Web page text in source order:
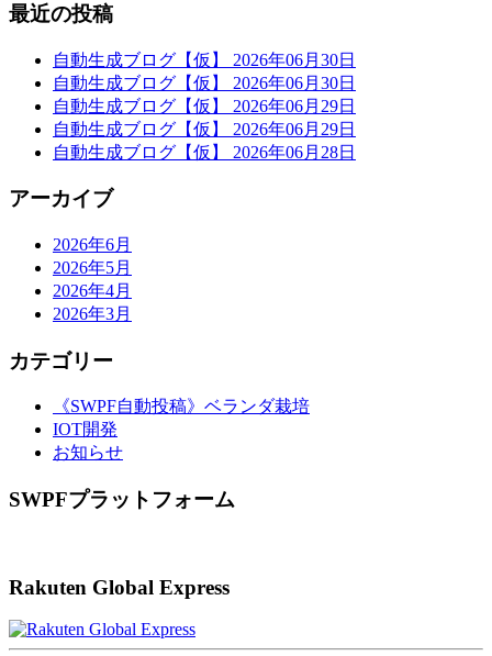
ビ
ン
最近の投稿
自動生成ブログ【仮】 2026年06月30日
自動生成ブログ【仮】 2026年06月30日
自動生成ブログ【仮】 2026年06月29日
自動生成ブログ【仮】 2026年06月29日
自動生成ブログ【仮】 2026年06月28日
アーカイブ
2026年6月
2026年5月
2026年4月
2026年3月
カテゴリー
《SWPF自動投稿》ベランダ栽培
IOT開発
お知らせ
SWPFプラットフォーム
Rakuten Global Express